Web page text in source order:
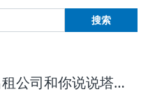
搜索
江门大型吊车出租公司和你说说塔吊起重起重量限制器的作用和工作原理